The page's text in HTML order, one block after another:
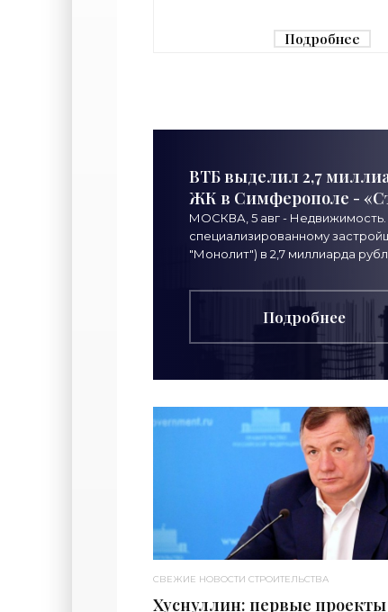
Подробнее
ВТБ выделил 2,7
ЖК в Симферополе -
МОСКВА, 5 авг -
специализированному
"Монолит") в 2,7 миллиарда
Подробнее
СВЕЖИЕ НОВОСТИ СТРОИТЕЛЬСТВА
Хуснуллин: первые